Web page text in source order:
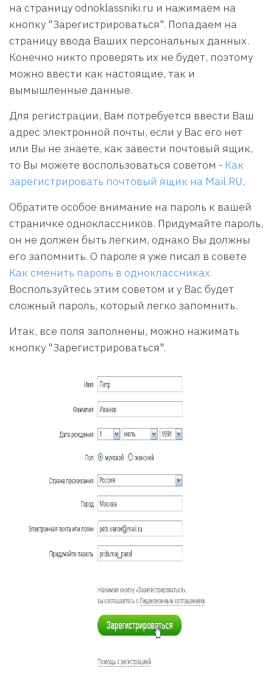
на страницу odnoklassniki.ru и нажимаем на
кнопку "Зарегистрироваться". Попадаем на
страницу ввода Ваших персональных данных.
Конечно никто проверять их не будет, поэтому
можно ввести как настоящие, так и
вымышленные данные.
Для регистрации, Вам потребуется ввести Ваш
адрес электронной почты, если у Вас его нет
или Вы не знаете, как завести почтовый ящик,
то Вы можете воспользоваться советом - Как
зарегистрировать почтовый ящик на Mail.RU.
Обратите особое внимание на пароль к вашей
страничке одноклассников. Придумайте пароль,
он не должен быть легким, однако Вы должны
его запомнить. О пароле я уже писал в совете
Как сменить пароль в одноклассниках.
Воспользуйтесь этим советом и у Вас будет
сложный пароль, который легко запомнить.
Итак, все поля заполнены, можно нажимать
кнопку "Зарегистрироваться".